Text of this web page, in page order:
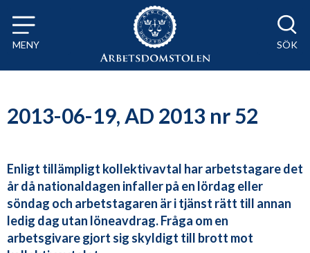
Till innehåll på sidan x
MENY SÖK
2013-06-19, AD 2013 nr 52
Enligt tillämpligt kollektivavtal har arbetstagare det
år då nationaldagen infaller på en lördag eller
söndag och arbetstagaren är i tjänst rätt till annan
ledig dag utan löneavdrag. Fråga om en
arbetsgivare gjort sig skyldigt till brott mot